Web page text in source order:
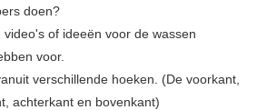
doen?
video's of ideeën voor de wassen
voor.
verschillende hoeken. (De voorkant,
achterkant en bovenkant)